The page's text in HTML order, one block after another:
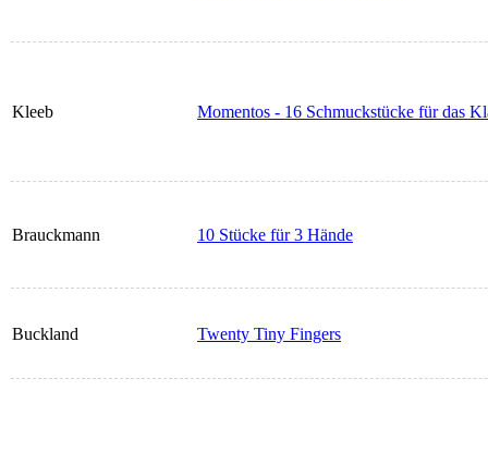
Kleeb Momentos - 16 Schmuckstücke für das
Brauckmann 10 Stücke für 3 Hände
Buckland Twenty Tiny Fingers